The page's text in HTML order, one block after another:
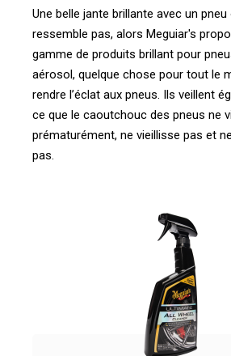
Une belle jante brillante avec un
ressemble pas, alors Meguiar's
gamme de produits brillant pour
aérosol, quelque chose pour tout le
rendre l’éclat aux pneus. Ils veillent
ce que le caoutchouc des pneus ne
prématurément, ne vieillisse pas et
pas.